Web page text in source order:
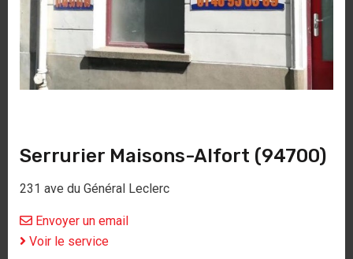
Serrurier Maisons-Alfort (94700)
231 ave du Général Leclerc
Envoyer un email
Voir le service